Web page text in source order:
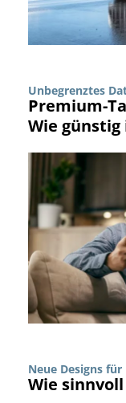
Unbegrenztes
Premium-
Wie günstig
Neue Designs
Wie